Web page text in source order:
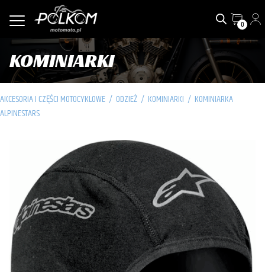
0
KOMINIARKI
AKCESORIA I CZĘŚCI MOTOCYKLOWE / ODZIEŻ / KOMINIARKI / KOMINIARKA
ALPINESTARS